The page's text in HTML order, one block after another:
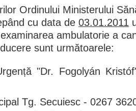
Ordinului Ministerului
cu data de 03.01.2011
ambulatorie a
sunt următoarele:
"Dr. Fogolyán
Tg. Secuiesc - 0267